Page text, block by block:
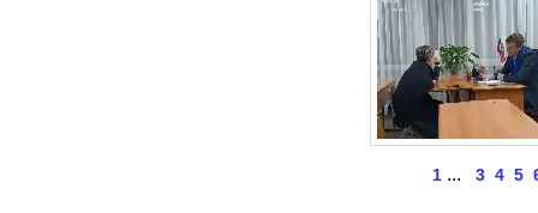
1... 3 4 5